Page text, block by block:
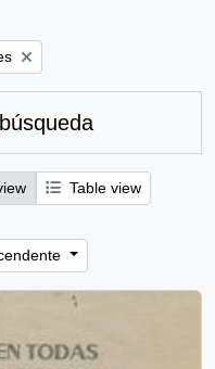
Table view